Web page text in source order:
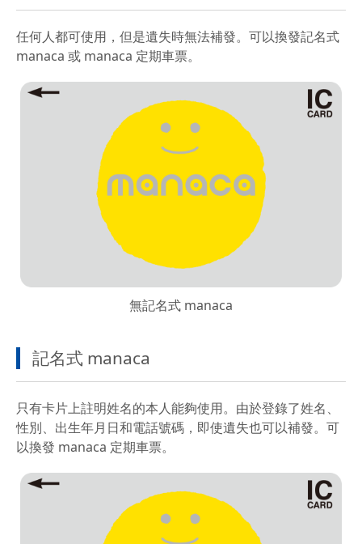
任何人都可使用，但是遺失時無法補發。可以換發記名式
manaca 或 manaca 定期車票。
無記名式 manaca
記名式 manaca
只有卡片上註明姓名的本人能夠使用。由於登錄了姓名、
性別、出生年月日和電話號碼，即使遺失也可以補發。可
以換發 manaca 定期車票。